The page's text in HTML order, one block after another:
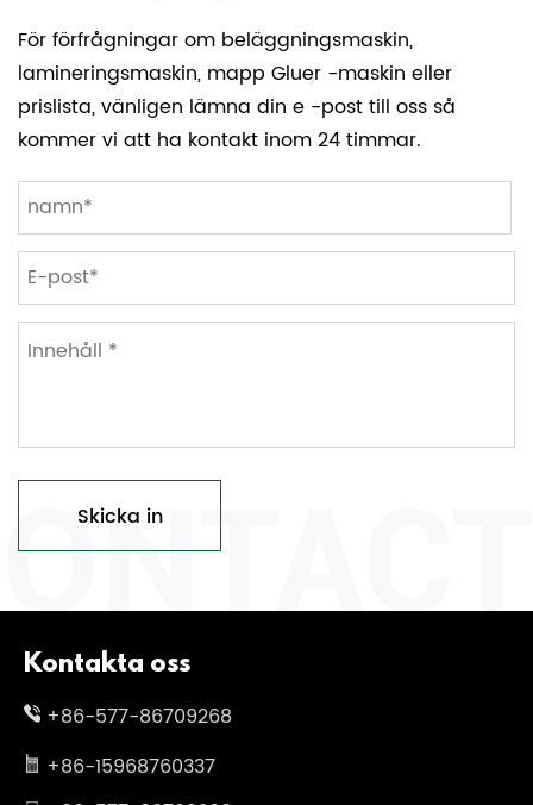
Previous Next
För förfrågningar om beläggningsmaskin,
lamineringsmaskin, mapp Gluer -maskin eller
prislista, vänligen lämna din e -post till oss så
kommer vi att ha kontakt inom 24 timmar.
Skicka in
Kontakta oss
+86-577-86709268
+86-15968760337